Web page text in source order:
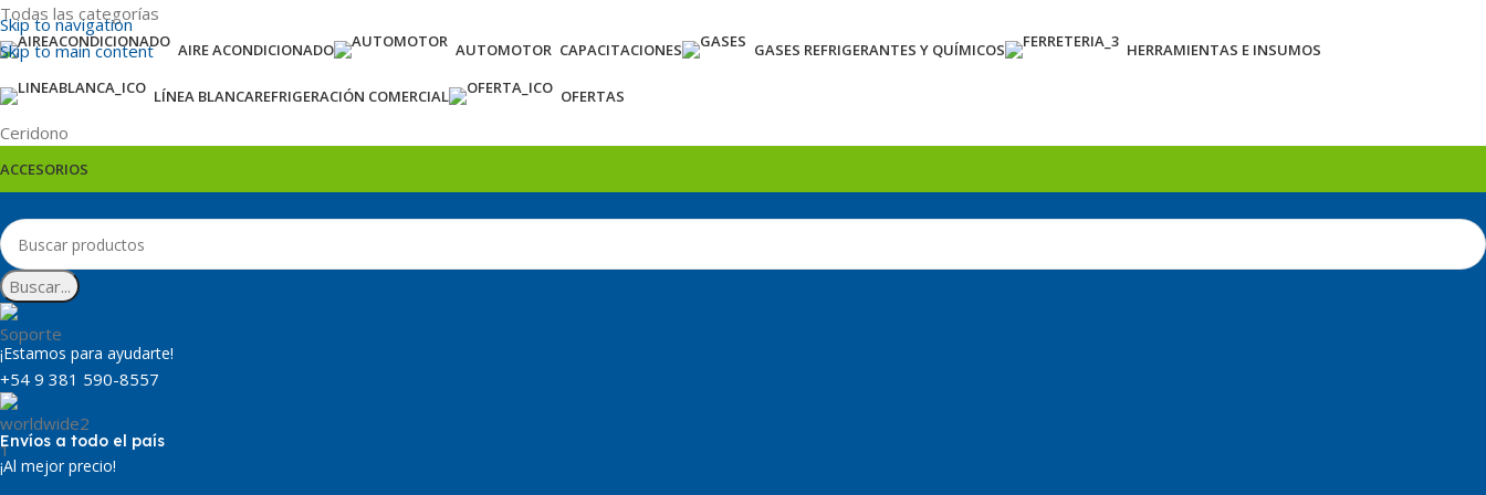
Skip to navigation
Skip to main content
Todas las categorías
AIRE ACONDICIONADO AUTOMOTOR CAPACITACIONES GASES REFRIGERANTES Y QUÍMICOS HERRAMIENTAS E INSUMOS
LÍNEA BLANCAREFRIGERACIÓN COMERCIAL OFERTAS
Ceridono
ACCESORIOS
Buscar...
¡Estamos para ayudarte!
+54 9 381 590-8557
Envíos a todo el país
¡Al mejor precio!